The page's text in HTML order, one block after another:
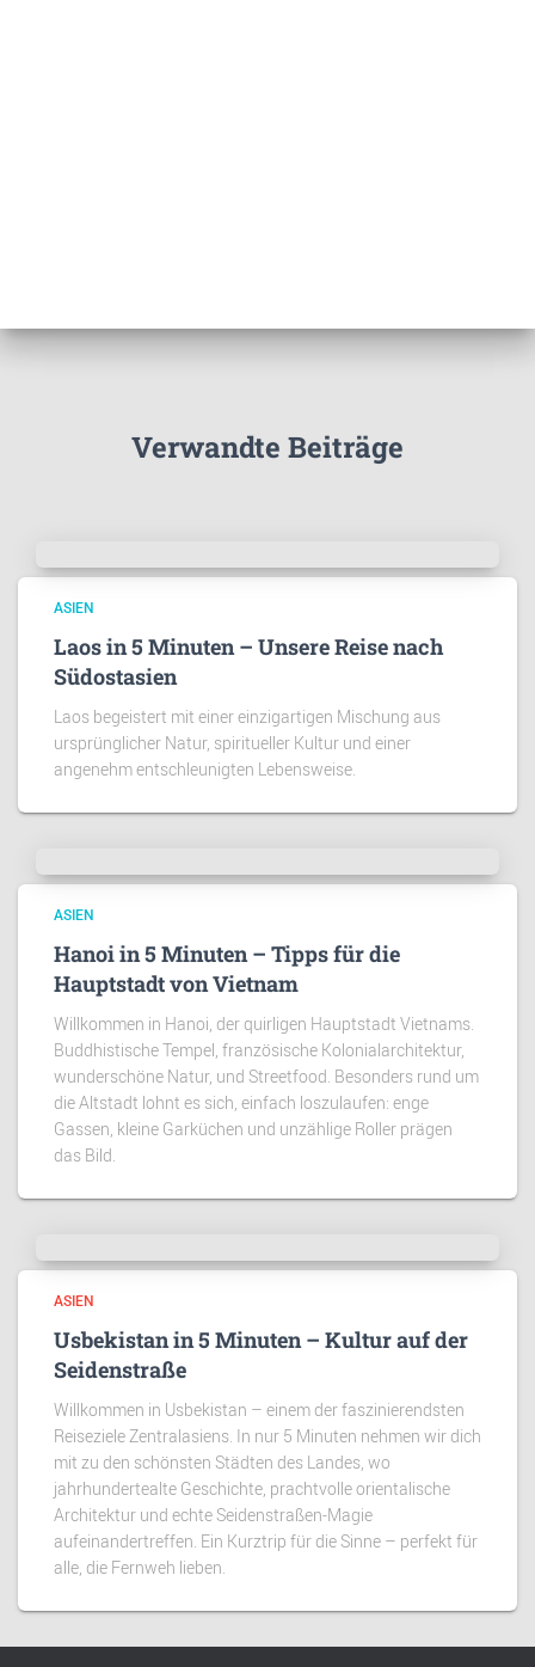
Verwandte Beiträge
ASIEN
Laos in 5 Minuten – Unsere Reise nach
Südostasien
Laos begeistert mit einer einzigartigen Mischung aus
ursprünglicher Natur, spiritueller Kultur und einer
angenehm entschleunigten Lebensweise.
ASIEN
Hanoi in 5 Minuten – Tipps für die
Hauptstadt von Vietnam
Willkommen in Hanoi, der quirligen Hauptstadt Vietnams.
Buddhistische Tempel, französische Kolonialarchitektur,
wunderschöne Natur, und Streetfood. Besonders rund um
die Altstadt lohnt es sich, einfach loszulaufen: enge
Gassen, kleine Garküchen und unzählige Roller prägen
das Bild.
ASIEN
Usbekistan in 5 Minuten – Kultur auf der
Seidenstraße
Willkommen in Usbekistan – einem der faszinierendsten
Reiseziele Zentralasiens. In nur 5 Minuten nehmen wir dich
mit zu den schönsten Städten des Landes, wo
jahrhundertealte Geschichte, prachtvolle orientalische
Architektur und echte Seidenstraßen-Magie
aufeinandertreffen. Ein Kurztrip für die Sinne – perfekt für
alle, die Fernweh lieben.